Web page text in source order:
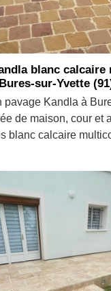
blanc
Bures-sur-Yvette
pavage Kandla à
de maison, cour et
blanc calcaire